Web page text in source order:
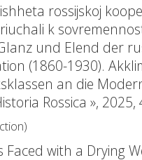
rossijskoj
k
und Elend der
(1860-1930).
an die
Rossica », 2025,
Faced with a Drying